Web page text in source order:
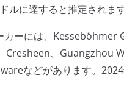
に達すると推定されます
カーには、
Cresheen、Guangzhou
などがあります。2024